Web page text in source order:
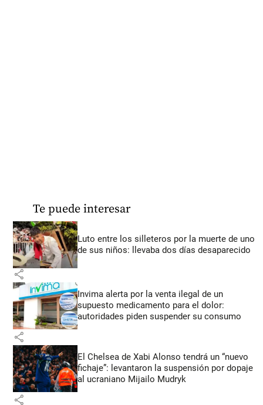
Te puede interesar
Luto entre los silleteros por la muerte de uno
de sus niños: llevaba dos días desaparecido
share
Invima alerta por la venta ilegal de un
supuesto medicamento para el dolor:
autoridades piden suspender su consumo
share
El Chelsea de Xabi Alonso tendrá un “nuevo
fichaje”: levantaron la suspensión por dopaje
al ucraniano Mijailo Mudryk
share